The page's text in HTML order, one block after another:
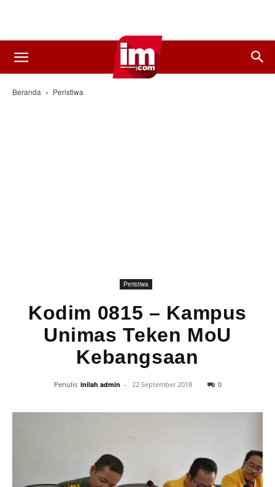
Beranda Peristiwa
Peristiwa
Kodim 0815 – Kampus
Unimas Teken MoU
Kebangsaan
Penulis inilah admin - 22 September 2018 0